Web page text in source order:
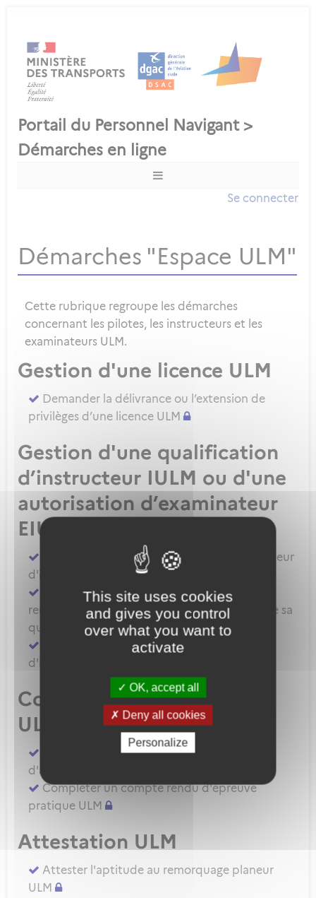
This site uses cookies
and gives you control
over what you want to
activate
OK, accept all
Deny all cookies
Personalize
Se connecter
Démarches "Espace ULM"
Cette rubrique regroupe les démarches
concernant les pilotes, les instructeurs et les
examinateurs ULM.
Gestion d'une licence ULM
Demander la délivrance ou l’extension de
privilèges d’une licence ULM
Gestion d'une qualification
d’instructeur IULM ou d'une
autorisation d’examinateur
EIULM
Attester des prérequis pour devenir formateur
d'instructeur ULM
Demander la délivrance, la prorogation, le
renouvellement ou l'extension de privilèges de sa
qualification IULM
Demander une autorisation d'examinateur
d'instructeur EIULM
Compte rendu d’épreuve
ULM
Compléter un compte rendu d'épreuve
d'aptitude pratique instructeur IULM.
Compléter un compte rendu d'épreuve
pratique ULM
Attestation ULM
Attester l'aptitude au remorquage planeur
ULM